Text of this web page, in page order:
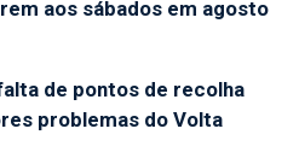
aos sábados em agosto
de pontos de recolha
problemas do Volta